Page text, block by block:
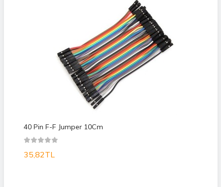
40 Pin F-F Jumper 10Cm
35,82TL